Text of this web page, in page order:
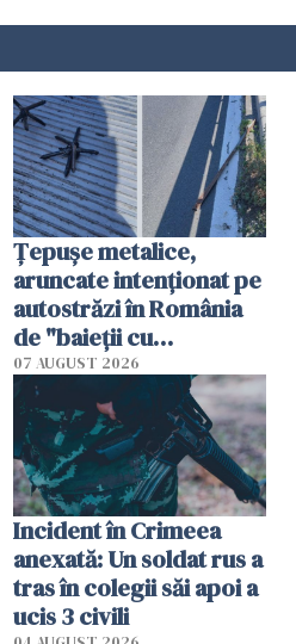
Țepușe metalice,
aruncate intenționat pe
autostrăzi în România
de "baieții cu
platforme": "Mi-au
cerut 1200 lei să mă
tracteze"
07 AUGUST 2026
Incident în Crimeea
anexată: Un soldat rus a
tras în colegii săi apoi a
ucis 3 civili